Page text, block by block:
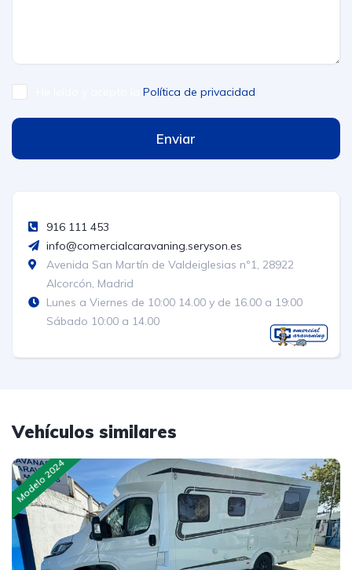
Política de privacidad
Enviar
916 111 453
info@comercialcaravaning.seryson.es
Avenida San Martín de Valdeiglesias nº1, 28922
Alcorcón, Madrid
Lunes a Viernes de 10:00 14.00 y de 16.00 a 19:00
Sábado 10:00 a 14.00
Vehículos similares
Modelo 2024